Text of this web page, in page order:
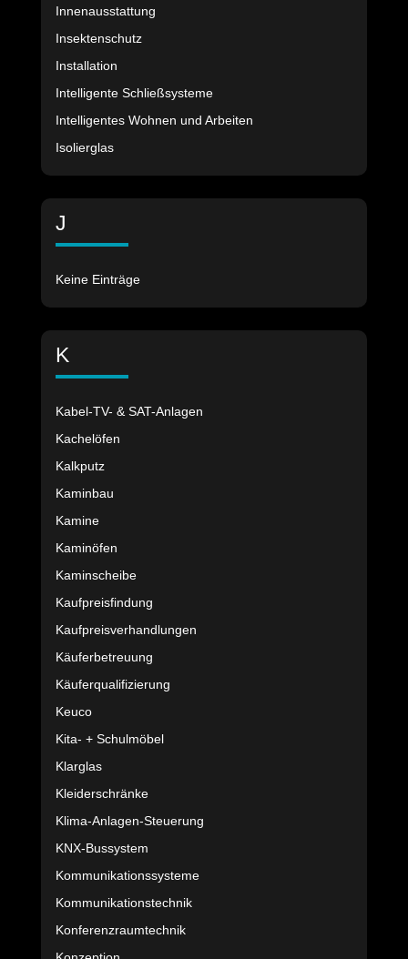
Innenausstattung
Insektenschutz
Installation
Intelligente Schließsysteme
Intelligentes Wohnen und Arbeiten
Isolierglas
J
Keine Einträge
K
Kabel-TV- & SAT-Anlagen
Kachelöfen
Kalkputz
Kaminbau
Kamine
Kaminöfen
Kaminscheibe
Kaufpreisfindung
Kaufpreisverhandlungen
Käuferbetreuung
Käuferqualifizierung
Keuco
Kita- + Schulmöbel
Klarglas
Kleiderschränke
Klima-Anlagen-Steuerung
KNX-Bussystem
Kommunikationssysteme
Kommunikationstechnik
Konferenzraumtechnik